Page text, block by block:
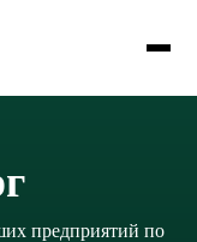
предприятий по